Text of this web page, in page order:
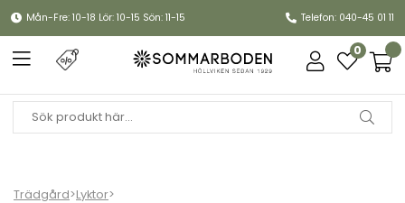
Mån-Fre: 10-18 Lör: 10-15 Sön: 11-15 Telefon: 040-45 01 11
0
Trädgård>Lyktor>